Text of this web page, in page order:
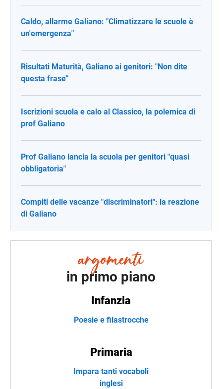
Caldo, allarme Galiano: "Climatizzare le scuole è
un'emergenza"
Risultati Maturità, Galiano ai genitori: "Non dite
questa frase"
Iscrizioni scuola e calo al Classico, la polemica di
prof Galiano
Prof Galiano lancia la scuola per genitori "quasi
obbligatoria"
Compiti delle vacanze "discriminatori": la reazione
di Galiano
in primo piano
Infanzia
Poesie e filastrocche
Primaria
Impara tanti vocaboli
inglesi